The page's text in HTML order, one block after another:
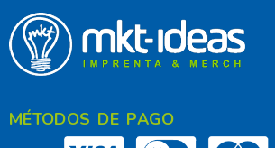
MÉTODOS DE PAGO